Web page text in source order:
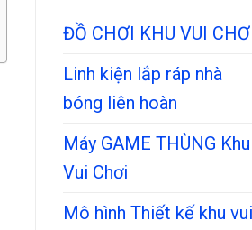
ĐỒ CHƠI KHU VUI
Linh kiện lắp ráp nhà
bóng liên hoàn
Máy GAME THÙNG Khu
Vui Chơi
Mô hình Thiết kế khu vui